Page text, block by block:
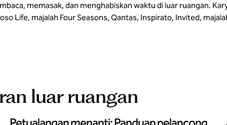
memasak, dan menghabiskan waktu di luar ruangan.
Life, majalah Four Seasons, Qantas, Inspirato, Invited,
luar ruangan